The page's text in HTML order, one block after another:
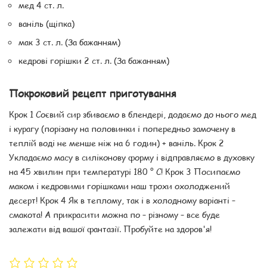
мед 4 ст. л.
ваніль (щіпка)
мак 3 ст. л. (За бажанням)
кедрові горішки 2 ст. л. (За бажанням)
Покроковий рецепт приготування
Крок 1 Соєвий сир збиваємо в блендері, додаємо до нього мед
і курагу (порізану на половинки і попередньо замочену в
теплій воді не менше ніж на 6 годин) + ваніль. Крок 2
Укладаємо масу в силіконову форму і відправляємо в духовку
на 45 хвилин при температурі 180 ° C! Крок 3 Посипаємо
маком і кедровими горішками наш трохи охолоджений
десерт! Крок 4 Як в теплому, так і в холодному варіанті –
смакота! А прикрасити можна по – різному – все буде
залежати від вашої фантазії. Пробуйте на здоров'я!